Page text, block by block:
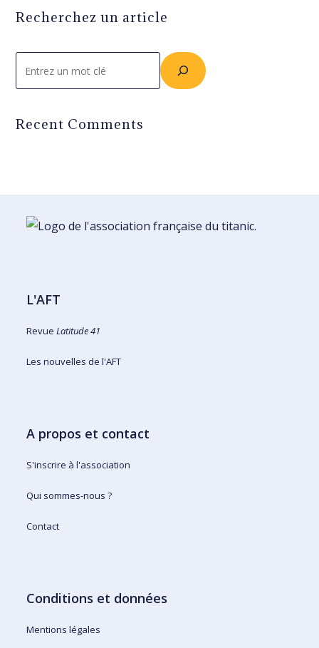
Recherchez un article
Recent Comments
L'AFT
RevueLatitude 41
Les nouvelles de l'AFT
A propos et contact
S'inscrire à l'association
Qui sommes-nous ?
Contact
Conditions et données
Mentions légales